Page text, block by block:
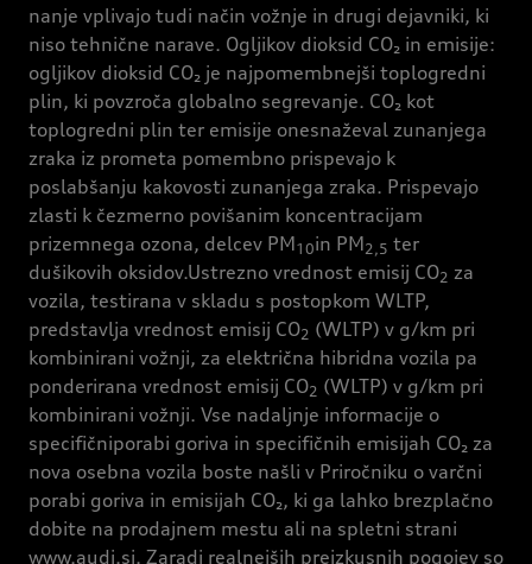
nanje vplivajo tudi način vožnje in drugi dejavniki, ki
niso tehnične narave. Ogljikov dioksid CO₂ in emisije:
ogljikov dioksid CO₂ je najpomembnejši toplogredni
plin, ki povzroča globalno segrevanje. CO₂ kot
toplogredni plin ter emisije onesnaževal zunanjega
zraka iz prometa pomembno prispevajo k
poslabšanju kakovosti zunanjega zraka. Prispevajo
zlasti k čezmerno povišanim koncentracijam
prizemnega ozona, delcev PM10in PM2,5 ter
dušikovih oksidov.Ustrezno vrednost emisij CO2 za
vozila, testirana v skladu s postopkom WLTP,
predstavlja vrednost emisij CO2 (WLTP) v g/km pri
kombinirani vožnji, za električna hibridna vozila pa
ponderirana vrednost emisij CO2 (WLTP) v g/km pri
kombinirani vožnji. Vse nadaljnje informacije o
specifičniporabi goriva in specifičnih emisijah CO₂ za
nova osebna vozila boste našli v Priročniku o varčni
porabi goriva in emisijah CO₂, ki ga lahko brezplačno
dobite na prodajnem mestu ali na spletni strani
www.audi.si. Zaradi realnejših preizkusnih pogojev so